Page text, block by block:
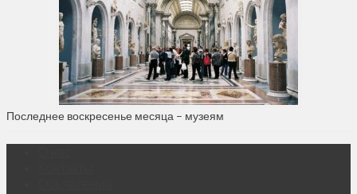
Последнее воскресенье месяца – музеям